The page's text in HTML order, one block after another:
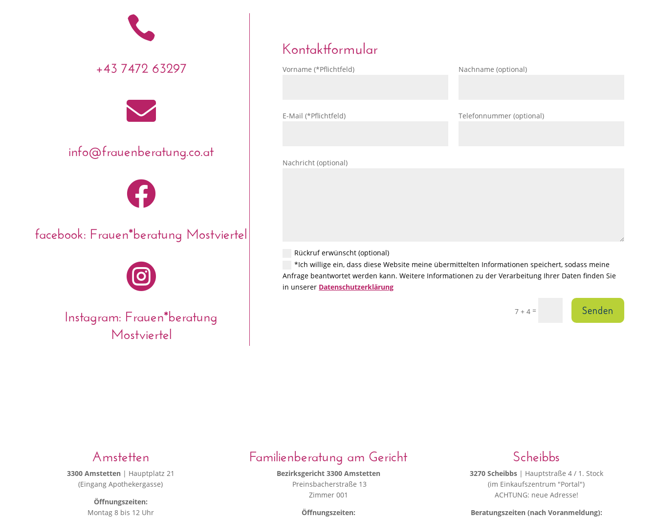

+43 7472 63297

info@frauenberatung.co.at

facebook: Frauen*beratung Mostviertel

Instagram: Frauen*beratung
Mostviertel
Kontaktformular
Vorname (*Pflichtfeld) Nachname (optional)
E-Mail (*Pflichtfeld) Telefonnummer (optional)
Nachricht (optional)
Rückruf erwünscht (optional)
*Ich willige ein, dass diese Website meine übermittelten Informationen speichert, sodass meine
Anfrage beantwortet werden kann. Weitere Informationen zu der Verarbeitung Ihrer Daten finden Sie
in unserer Datenschutzerklärung
7 + 4 = Senden
Amstetten
3300 Amstetten | Hauptplatz 21
(Eingang Apothekergasse)
Öffnungszeiten:
Montag 8 bis 12 Uhr
Familienberatung am Gericht
Bezirksgericht 3300 Amstetten
Preinsbacherstraße 13
Zimmer 001
Öffnungszeiten:
Scheibbs
3270 Scheibbs | Hauptstraße 4 / 1. Stock
(im Einkaufszentrum "Portal")
ACHTUNG: neue Adresse!
Beratungszeiten (nach Voranmeldung):